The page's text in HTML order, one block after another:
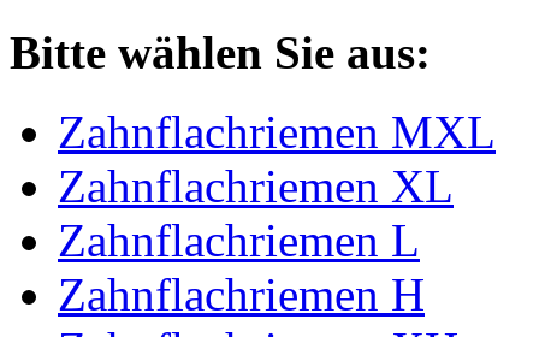
Bitte wählen Sie aus:
Zahnflachriemen MXL
Zahnflachriemen XL
Zahnflachriemen L
Zahnflachriemen H